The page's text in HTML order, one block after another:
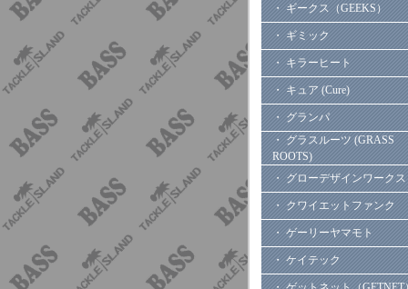
・ ギークス（GEEKS）
・ ギミック
・ キラーヒート
・ キュア (Cure)
・ グランパ
・ グラスルーツ (GRASS
ROOTS)
・ グローデザインワークス
・ クワイエットファンク
・ ゲーリーヤマモト
・ ケイテック